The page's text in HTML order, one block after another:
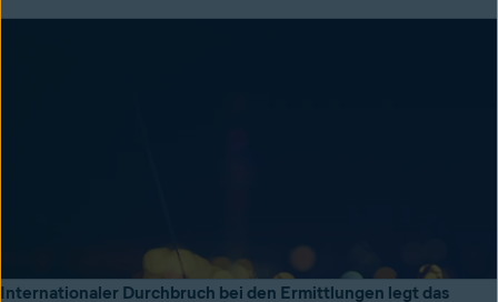
Internationaler Durchbruch bei den Ermittlungen legt das